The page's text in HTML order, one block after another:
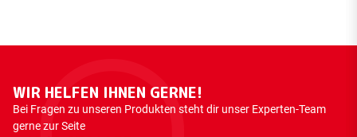
WIR HELFEN IHNEN GERNE!
Bei Fragen zu unseren Produkten steht dir unser Experten-Team
gerne zur Seite